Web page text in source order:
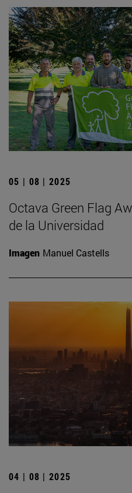
05 | 08 | 2025
Octava Green Flag
de la Universidad
Imagen Manuel Castells
04 | 08 | 2025